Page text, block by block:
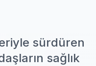
sürdüren
sağlık